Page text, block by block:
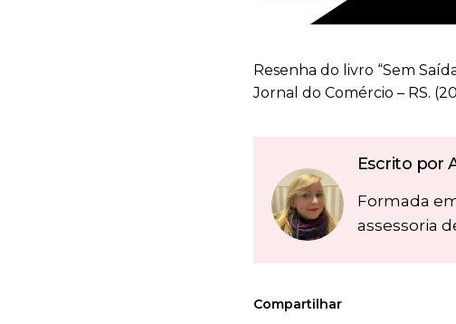
Resenha do livro “Sem
Jornal do Comércio – RS.
Escrito por
Formada
assessoria
Compartilhar